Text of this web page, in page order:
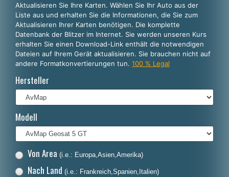
Deutsch
English
Español
Português
Français
Italiano
Polski
Nederlands
Dansk
Aktualisieren Sie Ihre Karten. Wählen Sie Ihr Auto aus der
Liste aus und erhalten Sie die Informationen, die Sie zum
Aktualisieren Ihrer Karten benötigen. Die komplette
Datenbank der Blitzer im Internet. Sie werden unseren Kurs
erhalten Sie einen Download-Link enthält die notwendigen
Dateien auf Ihrem Gerät aktualisieren. Sie brauchen nicht auf
andere Formatkonvertierungen tun. 100 % Legal
Hersteller
Modell
Von Area (i.e.: Europa,Asien,Amerika)
Nach Land (i.e.: Frankreich,Spanien,Italien)